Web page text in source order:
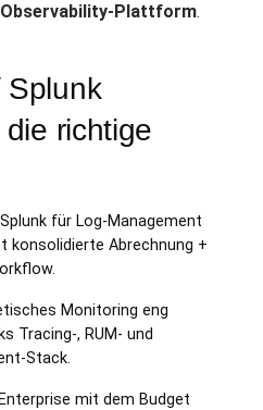
Plattform.
Splunk
richtige
für Log-Management
konsolidierte Abrechnung +
Monitoring eng
Tracing-, RUM- und
Stack.
mit dem Budget